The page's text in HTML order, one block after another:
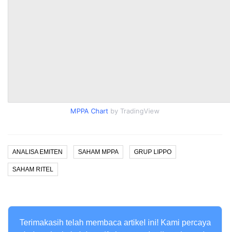
MPPA Chart by TradingView
ANALISA EMITEN SAHAM MPPA GRUP LIPPO
SAHAM RITEL
Terimakasih telah membaca artikel ini! Kami percaya